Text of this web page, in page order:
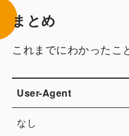
まとめ
これまでにわかったこ
User-Agent
なし